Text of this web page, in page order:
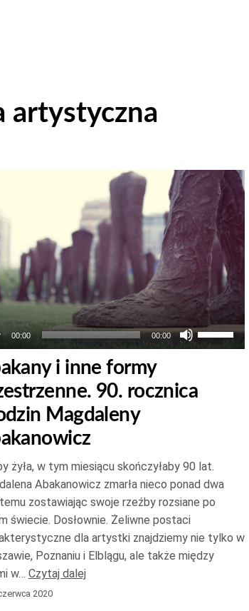
artystyczna
00:00 00:00
Używaj
strzałek
góry
aby
zwiększyć
lub
głośność.
i inne formy
90. rocznica
Magdaleny
żyła, w tym miesiącu skończyłaby 90 lat.
Abakanowicz zmarła nieco ponad dwa
zostawiając swoje rzeźby rozsiane po
świecie. Dosłownie. Żeliwne postaci
dla artystki znajdziemy nie tylko w
Poznaniu i Elblągu, ale także między
w… Czytaj dalej
2020